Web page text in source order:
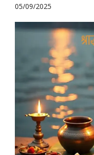
05/09/2025